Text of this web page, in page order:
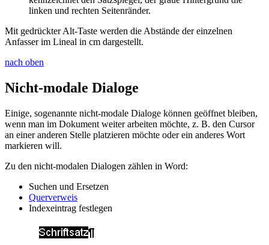
linken und rechten Seitenränder.
Mit gedrückterAlt-Taste werden die Abstände der einzelnen
Anfasser im Lineal in cm dargestellt.
nach oben
Nicht-modale Dialoge
Einige, sogenannte nicht-modale Dialoge können geöffnet bleiben,
wenn man im Dokument weiter arbeiten möchte, z. B. den Cursor
an einer anderen Stelle platzieren möchte oder ein anderes Wort
markieren will.
Zu den nicht-modalen Dialogen zählen in Word:
Suchen und Ersetzen
Querverweis
Indexeintrag festlegen